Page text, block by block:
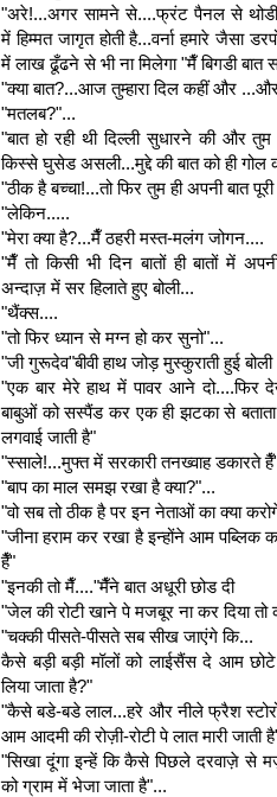
"अरे!...अगर सामने से....फ्रंट पैनल से थोडी-
में हिम्मत जागृत होती है...वर्ना हमारे जैसा
में लाख ढूँढने से भी ना मिलेगा "मैँ बिगडी बात
"क्या बात?...आज तुम्हारा दिल कहीं और
"मतलब?"...
"बात हो रही थी दिल्ली सुधारने की और
किस्से घुसेड असली...मुद्दे की बात को ही गोल
"ठीक है बच्चा!...तो फिर तुम ही अपनी बात
"लेकिन.....
"मेरा क्या है?...मैँ ठहरी मस्त-मलंग जोगन....
"मैँ तो किसी भी दिन बातों ही बातों में
अन्दाज़ में सर हिलाते हुए बोली...
"थैंक्स....
"तो फिर ध्यान से मग्न हो कर सुनो"...
"जी गुरूदेव"बीवी हाथ जोड़ मुस्कुराती हुई बोली
"एक बार मेरे हाथ में पावर आने दो....फिर
बाबुओं को सस्पैंड कर एक ही झटका से
लगवाई जाती है"
"स्साले!...मुफ्त में सरकारी तनख्वाह डकारते
"बाप का माल समझ रखा है क्या?"...
"वो सब तो ठीक है पर इन नेताओं का क्या
"जीना हराम कर रखा है इन्होंने आम पब्लिक
हैँ"
"इनकी तो मैँ...."मैँने बात अधूरी छोड दी
"जेल की रोटी खाने पे मजबूर ना कर दिया तो
"चक्की पीसते-पीसते सब सीख जाएंगे कि...
कैसे बड़ी बड़ी मॉलों को लाईसैंस दे आम
लिया जाता है?"
"कैसे बडे-बडे लाल...हरे और नीले फ्रैश
आम आदमी की रोज़ी-रोटी पे लात मारी जाती
"सिखा दूंगा इन्हें कि कैसे पिछले दरवाज़े से
को ग्राम में भेजा जाता है"...